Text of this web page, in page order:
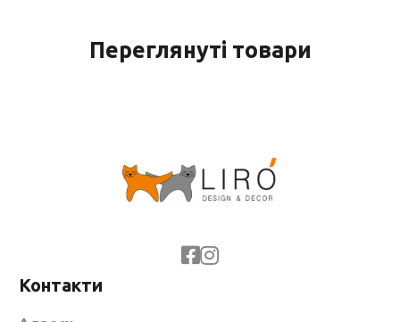
Переглянуті товари
Контакти